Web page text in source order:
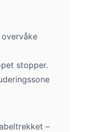
stopper.
–